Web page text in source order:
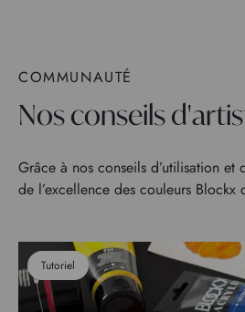
COMMUNAUTÉ
Nos conseils
Grâce à nos conseils d’utilisation
de l’excellence des couleurs Blockx
Tutoriel